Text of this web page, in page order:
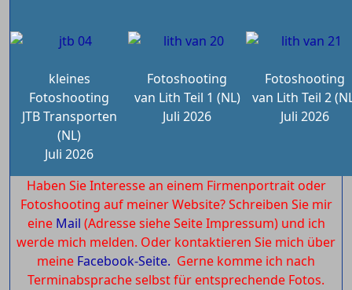
kleines
Fotoshooting
JTB Transporten
(NL)
Juli 2026
Fotoshooting
van Lith Teil 1 (NL)
Juli 2026
Fotoshooting
van Lith Teil 2
Juli 2026
Haben Sie Interesse an einem Firmenportrait oder
Fotoshooting auf meiner Website? Schreiben Sie mir
eine Mail (Adresse siehe Seite Impressum) und ich
werde mich melden. Oder kontaktieren Sie mich über
meine Facebook-Seite. Gerne komme ich nach
Terminabsprache selbst für entsprechende Fotos.